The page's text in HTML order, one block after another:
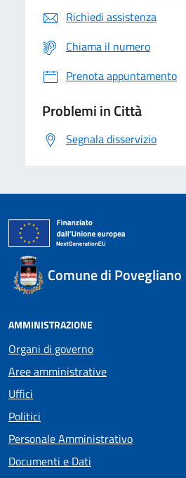
Richiedi assistenza
Chiama il numero
Prenota appuntamento
Problemi in Città
Segnala disservizio
Comune di Povegliano
AMMINISTRAZIONE
Organi di governo
Aree amministrative
Uffici
Politici
Personale Amministrativo
Documenti e Dati